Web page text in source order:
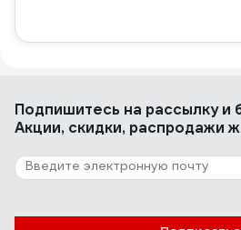
Подпишитесь на рассылкуи
Акции, скидки, распродажи